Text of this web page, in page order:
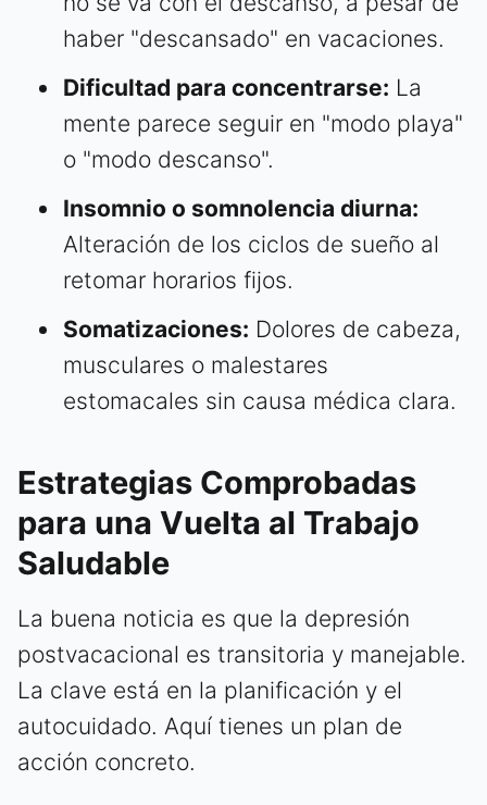
haber "descansado" en vacaciones.
Dificultad para concentrarse: La
mente parece seguir en "modo playa"
o "modo descanso".
Insomnio o somnolencia diurna:
Alteración de los ciclos de sueño al
retomar horarios fijos.
Somatizaciones: Dolores de cabeza,
musculares o malestares
estomacales sin causa médica clara.
Estrategias Comprobadas
para una Vuelta al Trabajo
Saludable
La buena noticia es que la depresión
postvacacional es transitoria y manejable.
La clave está en la planificación y el
autocuidado. Aquí tienes un plan de
acción concreto.